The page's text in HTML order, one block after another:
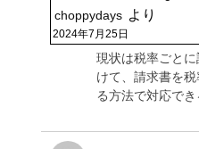
choppydays より
2024年7月25日
現状は税率ごと
けて、請求書を
る方法で対応でき